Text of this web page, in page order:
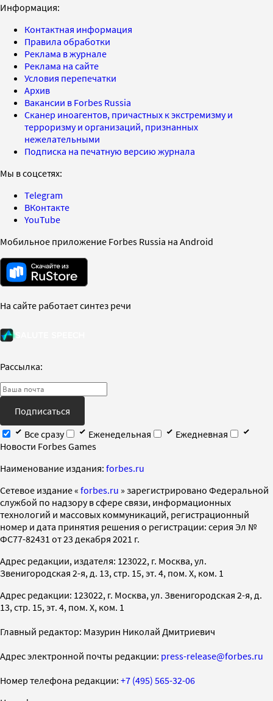
Информация:
Контактная информация
Правила обработки
Реклама в журнале
Реклама на сайте
Условия перепечатки
Архив
Вакансии в Forbes Russia
Сканер иноагентов, причастных к экстремизму и
терроризму и организаций, признанных
нежелательными
Подписка на печатную версию журнала
Мы в соцсетях:
Telegram
ВКонтакте
YouTube
Мобильное приложение Forbes Russia на Android
На сайте работает синтез речи
Рассылка:
Подписаться
Все сразу
Еженедельная
Ежедневная
Новости Forbes Games
Наименование издания: forbes.ru
Cетевое издание « forbes.ru » зарегистрировано Федеральной
службой по надзору в сфере связи, информационных
технологий и массовых коммуникаций, регистрационный
номер и дата принятия решения о регистрации: серия Эл №
ФС77-82431 от 23 декабря 2021 г.
Адрес редакции, издателя: 123022, г. Москва, ул.
Звенигородская 2-я, д. 13, стр. 15, эт. 4, пом. X, ком. 1
Адрес редакции: 123022, г. Москва, ул. Звенигородская 2-я, д.
13, стр. 15, эт. 4, пом. X, ком. 1
Главный редактор: Мазурин Николай Дмитриевич
Адрес электронной почты редакции: press-release@forbes.ru
Номер телефона редакции: +7 (495) 565-32-06